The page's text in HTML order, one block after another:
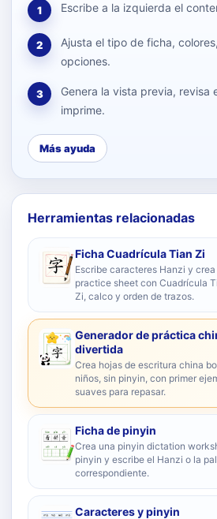
1 Escribe a la izquierda el
2
Ajusta el tipo de ficha,
opciones.
3
Genera la vista previa, revisa
imprime.
Más ayuda
Herramientas relacionadas
Ficha Cuadrícula Tian Zi
Escribe caracteres Hanzi y
practice sheet con Cuadrícula
Zi, calco y orden de trazos.
Generador de práctica
divertida
Crea hojas de escritura china
niños, sin pinyin, con primer
suaves para repasar.
Ficha de pinyin
Crea una pinyin dictation
pinyin y escribe el Hanzi o la
correspondiente.
Caracteres y pinyin